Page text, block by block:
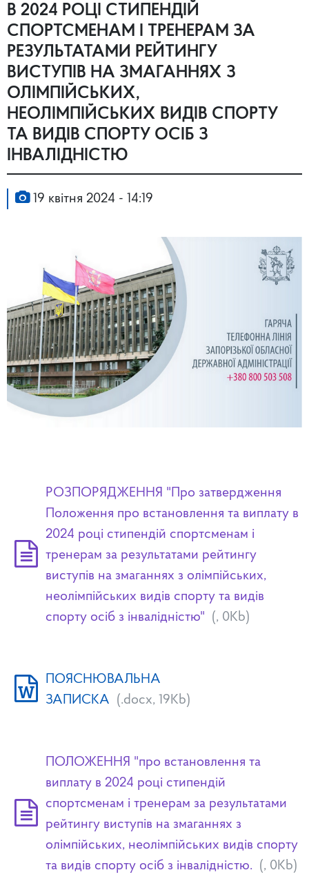
В 2024 РОЦІ СТИПЕНДІЙ
СПОРТСМЕНАМ І ТРЕНЕРАМ ЗА
РЕЗУЛЬТАТАМИ РЕЙТИНГУ
ВИСТУПІВ НА ЗМАГАННЯХ З
ОЛІМПІЙСЬКИХ,
НЕОЛІМПІЙСЬКИХ ВИДІВ СПОРТУ
ТА ВИДІВ СПОРТУ ОСІБ З
ІНВАЛІДНІСТЮ
19 квітня 2024 - 14:19
РОЗПОРЯДЖЕННЯ "Про затвердження
Положення про встановлення та виплату в
2024 році стипендій спортсменам і
тренерам за результатами рейтингу
виступів на змаганнях з олімпійських,
неолімпійських видів спорту та видів
спорту осіб з інвалідністю" (, 0Kb)
ПОЯСНЮВАЛЬНА
ЗАПИСКА (.docx, 19Kb)
ПОЛОЖЕННЯ "про встановлення та
виплату в 2024 році стипендій
спортсменам і тренерам за результатами
рейтингу виступів на змаганнях з
олімпійських, неолімпійських видів спорту
та видів спорту осіб з інвалідністю. (, 0Kb)